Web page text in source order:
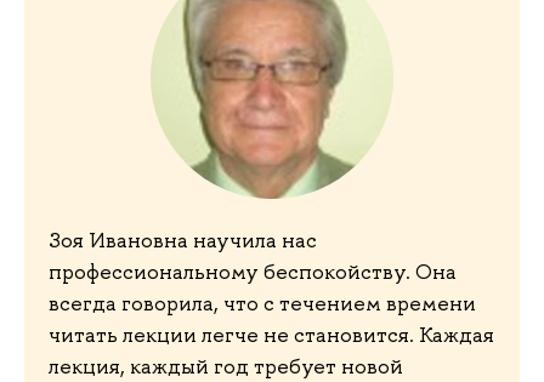
Зоя Ивановна научила нас
профессиональному беспокойству. Она
всегда говорила, что с течением времени
читать лекции легче не становится. Каждая
лекция, каждый год требует новой